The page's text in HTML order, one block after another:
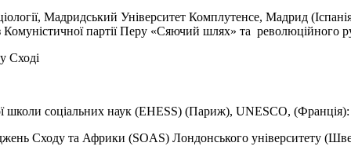
Мадридський Університет Комплутенсе, Мадрид
Комуністичної партії Перу «Сяючий шлях» та революційного
Сході
школи соціальних наук (EHESS) (Париж), UNESCO,
Сходу та Африки (SOAS) Лондонського університету